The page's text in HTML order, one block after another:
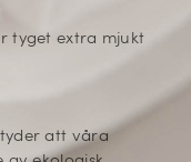
tyget extra mjukt
att våra